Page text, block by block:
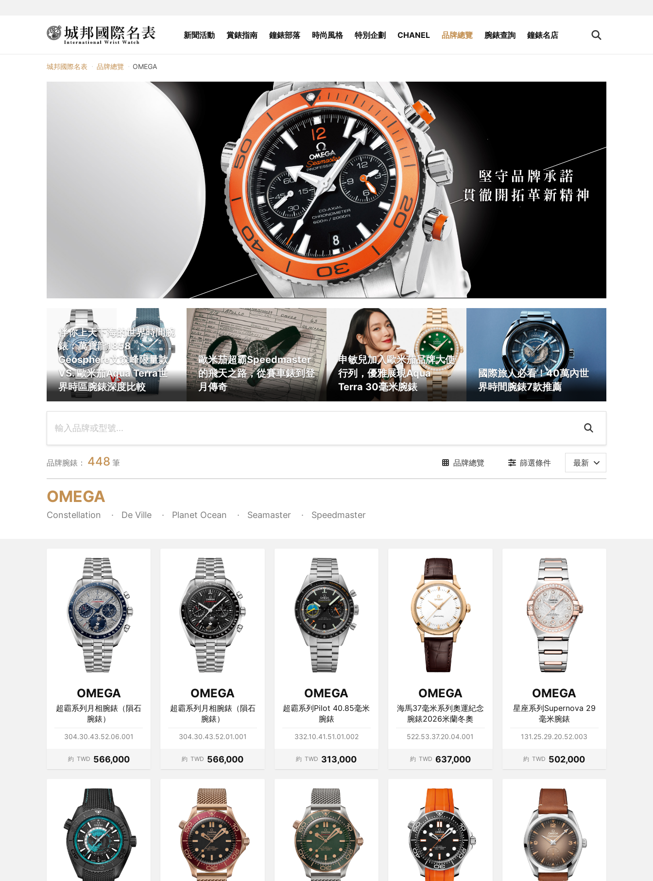
新聞活動 賞錶指南 鐘錶部落 時尚風格 特別企劃 CHANEL 品牌總覽 腕錶查詢 鐘錶名店
城邦國際名表 品牌總覽 OMEGA
伴你上天下海的世界時間腕
錶：萬寶龍1858
Geosphere文森峰限量款
VS. 歐米茄Aqua Terra世
界時區腕錶深度比較
歐米茄超霸Speedmaster
的飛天之路，從賽車錶到登
月傳奇
申敏兒加入歐米茄品牌大使
行列，優雅展現Aqua
Terra 30毫米腕錶
國際旅人必看！40萬內世
界時間腕錶7款推薦
品牌腕錶： 448 筆 品牌總覽 篩選條件 最新
OMEGA
Constellation De Ville Planet Ocean Seamaster Speedmaster
OMEGA
超霸系列月相腕錶（隕石
腕錶）
304.30.43.52.06.001
約 TWD 566,000
OMEGA
超霸系列月相腕錶（隕石
腕錶）
304.30.43.52.01.001
約 TWD 566,000
OMEGA
超霸系列Pilot 40.85毫米
腕錶
332.10.41.51.01.002
約 TWD 313,000
OMEGA
海馬37毫米系列奧運紀念
腕錶2026米蘭冬奧
522.53.37.20.04.001
約 TWD 637,000
OMEGA
星座系列Supernova 29
毫米腕錶
131.25.29.20.52.003
約 TWD 502,000